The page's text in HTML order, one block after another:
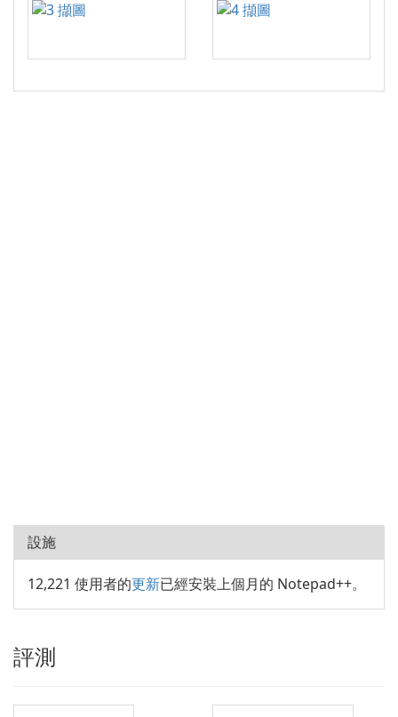
設施
12,221 使用者的更新已經安裝上個月的 Notepad++。
評測